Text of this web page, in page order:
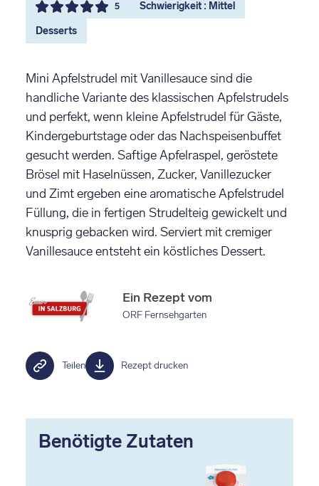
5 Schwierigkeit : Mittel
Desserts
Mini Apfelstrudel mit Vanillesauce sind die
handliche Variante des klassischen Apfelstrudels
und perfekt, wenn kleine Apfelstrudel für Gäste,
Kindergeburtstage oder das Nachspeisenbuffet
gesucht werden. Saftige Apfelraspel, geröstete
Brösel mit Haselnüssen, Zucker, Vanillezucker
und Zimt ergeben eine aromatische Apfelstrudel
Füllung, die in fertigen Strudelteig gewickelt und
knusprig gebacken wird. Serviert mit cremiger
Vanillesauce entsteht ein köstliches Dessert.
Ein Rezept vom
ORF Fernsehgarten
Teilen Rezept drucken
Benötigte Zutaten